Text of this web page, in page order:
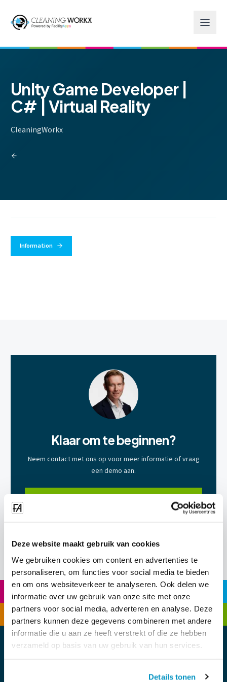
Deze website maakt gebruik van cookies
We gebruiken cookies om content en advertenties te
personaliseren, om functies voor social media te bieden
en om ons websiteverkeer te analyseren. Ook delen we
informatie over uw gebruik van onze site met onze
partners voor social media, adverteren en analyse. Deze
partners kunnen deze gegevens combineren met andere
informatie die u aan ze heeft verstrekt of die ze hebben
verzameld op basis van uw gebruik van hun services.
Details tonen
Unity Game Developer |
C# | Virtual Reality
CleaningWorkx
Information
Klaar om te beginnen?
Neem contact met ons op voor meer informatie of vraag
een demo aan.
Planning Time Registration